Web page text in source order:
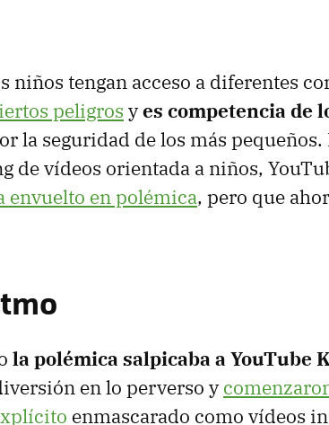
niños tengan acceso a diferentes
peligros yes competencia de
la seguridad de los más pequeños.
de vídeos orientada a niños,
envuelto en polémica, pero que
la polémica salpicaba a YouTube
en lo perverso y
enmascarado como vídeos